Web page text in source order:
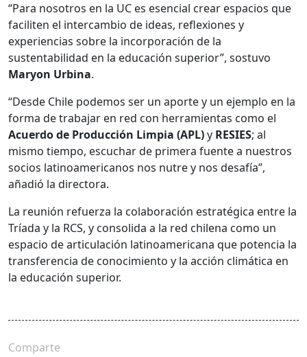
“Para nosotros en la UC es esencial crear espacios que
faciliten el intercambio de ideas, reflexiones y
experiencias sobre la incorporación de la
sustentabilidad en la educación superior”, sostuvo
Maryon Urbina.
“Desde Chile podemos ser un aporte y un ejemplo en la
forma de trabajar en red con herramientas como el
Acuerdo de Producción Limpia (APL)y RESIES; al
mismo tiempo, escuchar de primera fuente a nuestros
socios latinoamericanos nos nutre y nos desafía”,
añadió la directora.
La reunión refuerza la colaboración estratégica entre la
Tríada y la RCS, y consolida a la red chilena como un
espacio de articulación latinoamericana que potencia la
transferencia de conocimiento y la acción climática en
la educación superior.
Comparte